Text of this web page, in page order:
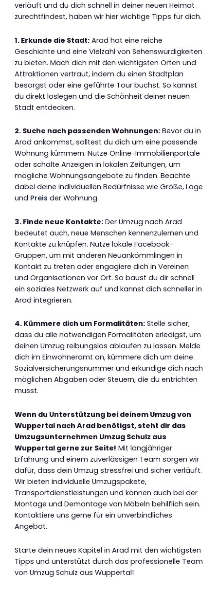
verläuft und du dich schnell in deiner neuen Heimat
zurechtfindest, haben wir hier wichtige Tipps für dich.
1. Erkunde die Stadt: Arad hat eine reiche
Geschichte und eine Vielzahl von Sehenswürdigkeiten
zu bieten. Mach dich mit den wichtigsten Orten und
Attraktionen vertraut, indem du einen Stadtplan
besorgst oder eine geführte Tour buchst. So kannst
du direkt loslegen und die Schönheit deiner neuen
Stadt entdecken.
2. Suche nach passenden Wohnungen: Bevor du in
Arad ankommst, solltest du dich um eine passende
Wohnung kümmern. Nutze Online-Immobilienportale
oder schalte Anzeigen in lokalen Zeitungen, um
mögliche Wohnungsangebote zu finden. Beachte
dabei deine individuellen Bedürfnisse wie Größe, Lage
und Preis der Wohnung.
3. Finde neue Kontakte: Der Umzug nach Arad
bedeutet auch, neue Menschen kennenzulernen und
Kontakte zu knüpfen. Nutze lokale Facebook-
Gruppen, um mit anderen Neuankömmlingen in
Kontakt zu treten oder engagiere dich in Vereinen
und Organisationen vor Ort. So baust du dir schnell
ein soziales Netzwerk auf und kannst dich schneller in
Arad integrieren.
4. Kümmere dich um Formalitäten: Stelle sicher,
dass du alle notwendigen Formalitäten erledigst, um
deinen Umzug reibungslos ablaufen zu lassen. Melde
dich im Einwohneramt an, kümmere dich um deine
Sozialversicherungsnummer und erkundige dich nach
möglichen Abgaben oder Steuern, die du entrichten
musst.
Wenn du Unterstützung bei deinem Umzug von
Wuppertal nach Arad benötigst, steht dir das
Umzugsunternehmen Umzug Schulz aus
Wuppertal gerne zur Seite! Mit langjähriger
Erfahrung und einem zuverlässigen Team sorgen wir
dafür, dass dein Umzug stressfrei und sicher verläuft.
Wir bieten individuelle Umzugspakete,
Transportdienstleistungen und können auch bei der
Montage und Demontage von Möbeln behilflich sein.
Kontaktiere uns gerne für ein unverbindliches
Angebot.
Starte dein neues Kapitel in Arad mit den wichtigsten
Tipps und unterstützt durch das professionelle Team
von Umzug Schulz aus Wuppertal!